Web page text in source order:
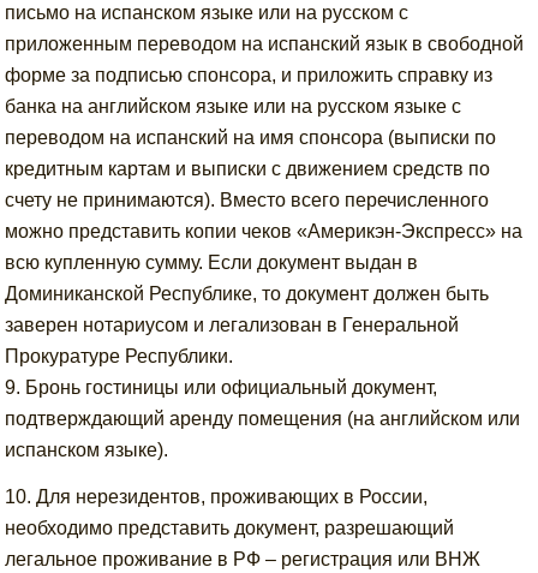
письмо на испанском языке или на русском с
приложенным переводом на испанский язык в свободной
форме за подписью спонсора, и приложить справку из
банка на английском языке или на русском языке с
переводом на испанский на имя спонсора (выписки по
кредитным картам и выписки с движением средств по
счету не принимаются). Вместо всего перечисленного
можно представить копии чеков «Америкэн-Экспресс» на
всю купленную сумму. Если документ выдан в
Доминиканской Республике, то документ должен быть
заверен нотариусом и легализован в Генеральной
Прокуратуре Республики.
9. Бронь гостиницы или официальный документ,
подтверждающий аренду помещения (на английском или
испанском языке).
10. Для нерезидентов, проживающих в России,
необходимо представить документ, разрешающий
легальное проживание в РФ – регистрация или ВНЖ